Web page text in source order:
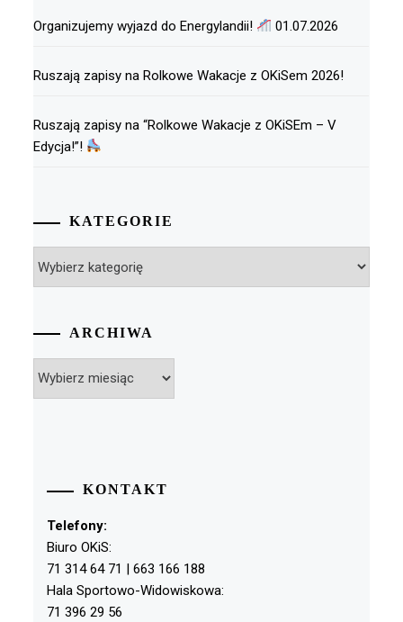
Organizujemy wyjazd do Energylandii! 01.07.2026
Ruszają zapisy na Rolkowe Wakacje z OKiSem 2026!
Ruszają zapisy na “Rolkowe Wakacje z OKiSEm – V
Edycja!”!
KATEGORIE
ARCHIWA
KONTAKT
Telefony:
Biuro OKiS:
71 314 64 71 | 663 166 188
Hala Sportowo-Widowiskowa:
71 396 29 56